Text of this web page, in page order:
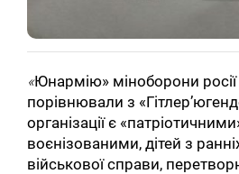
«Юнармію» міноборони
порівнювали з
організації є
воєнізованими, дітей з
військової справи,